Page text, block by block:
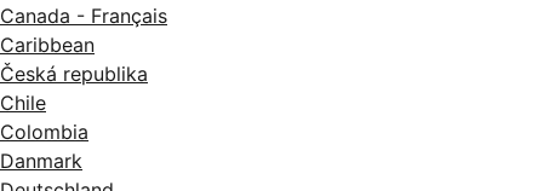
Canada - Français
Caribbean
Česká republika
Chile
Colombia
Danmark